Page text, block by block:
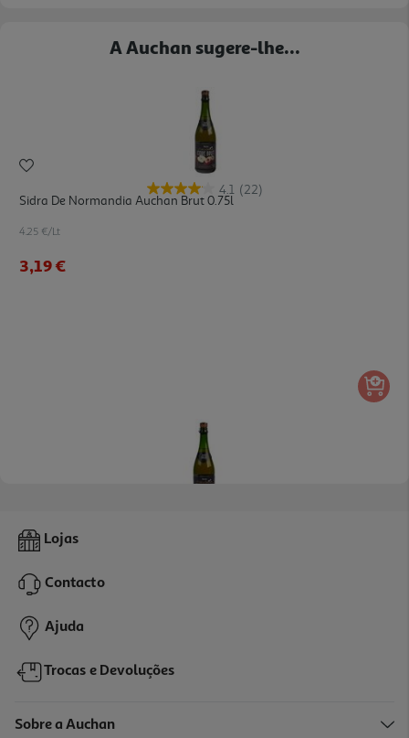
A Auchan sugere-lhe...
4.1 (22)
Sidra De Normandia Auchan Brut 0.75l
4.25 €/Lt
3,19 €
Sidra De Normandia Auchan Doce 0.75l
3,19 €
Lojas
Contacto
Ajuda
Trocas e Devoluções
Sobre a Auchan